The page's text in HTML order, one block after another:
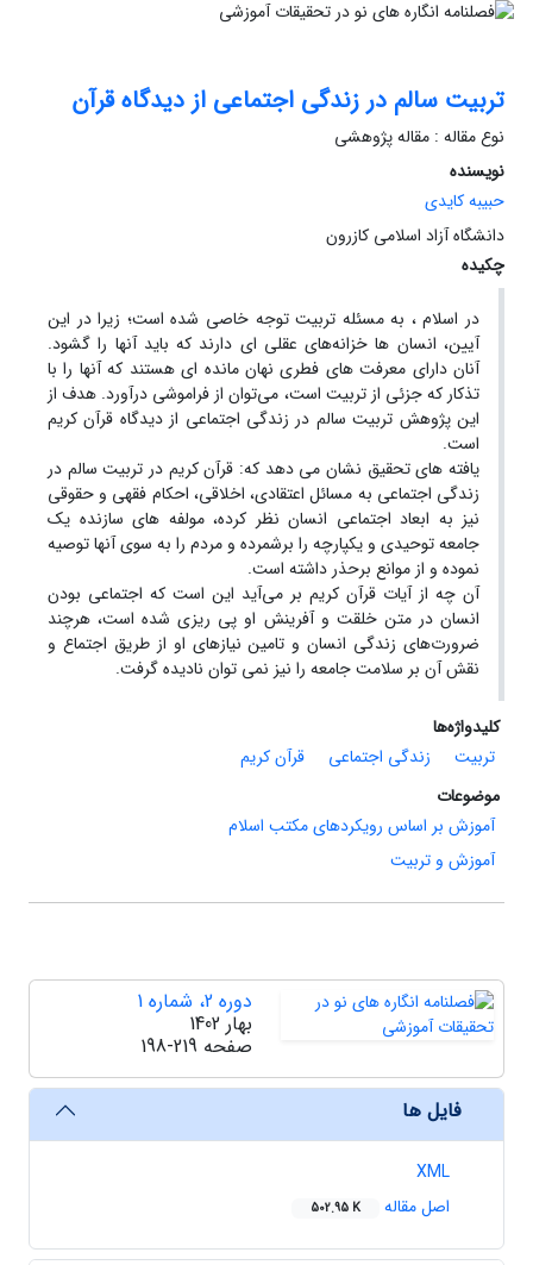
تربیت سالم در زندگی اجتماعی از دیدگاه قرآن
نوع مقاله : مقاله پژوهشی
نویسنده
حبیبه کایدی
دانشگاه آزاد اسلامی کازرون
چکیده
در اسلام ، به مسئله تربیت توجه خاصی شده است؛ زیرا در این
آیین، انسان ها خزانه‌های عقلی ای دارند که باید آنها را گشود.
آنان دارای معرفت های فطری نهان مانده ای هستند که آنها را با
تذکار که جزئی از تربیت است، می‌توان از فراموشی درآورد. هدف از
این پژوهش تربیت سالم در زندگی اجتماعی از دیدگاه قرآن کریم
است.
یافته های تحقیق نشان می دهد که: قرآن کریم در تربیت سالم در
زندگی اجتماعی به مسائل اعتقادی، اخلاقی، احکام فقهی و حقوقی
نیز به ابعاد اجتماعی انسان نظر کرده، مولفه های سازنده یک
جامعه توحیدی و یکپارچه را برشمرده و مردم را به سوی آنها توصیه
نموده و از موانع برحذر داشته است.
آن چه از آیات قرآن کریم بر می‌آید این است که اجتماعی بودن
انسان در متن خلقت و آفرینش او پی ریزی شده است، هرچند
ضرورت‌های زندگی انسان و تامین نیازهای او از طریق اجتماع و
نقش آن بر سلامت جامعه را نیز نمی توان نادیده گرفت.
کلیدواژه‌ها
تربیت
زندگی اجتماعی
قرآن کریم
موضوعات
آموزش بر اساس رویکردهای مکتب اسلام
آموزش و تربیت
دوره 2، شماره 1
بهار 1402
صفحه 198-219
فایل ها
XML
اصل مقاله
502.95 K